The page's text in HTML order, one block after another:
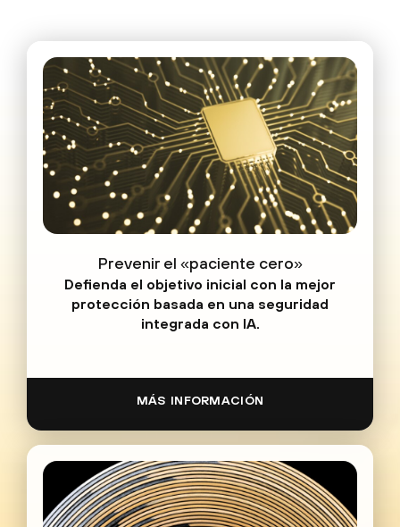
Prevenir el «paciente cero»
Defienda el objetivo inicial con la mejor
protección basada en una seguridad
integrada con IA.
MÁS INFORMACIÓN